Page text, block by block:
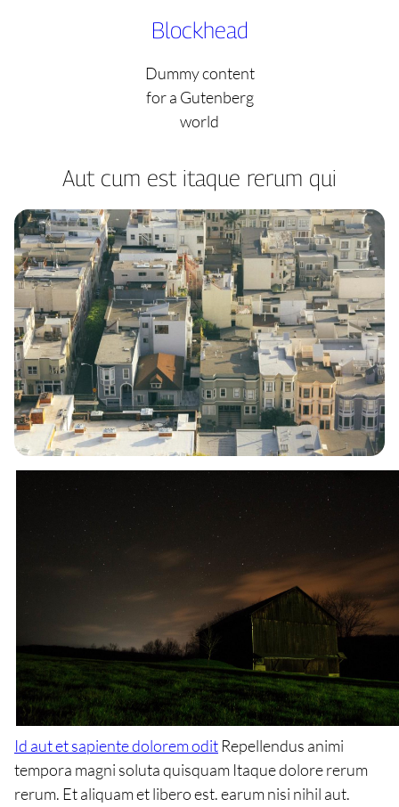
Blockhead
Dummy content
for a Gutenberg
world
Aut cum est itaque rerum qui
Id aut et sapiente dolorem odit Repellendus animi
tempora magni soluta quisquam Itaque dolore rerum
rerum. Et aliquam et libero est. earum nisi nihil aut.